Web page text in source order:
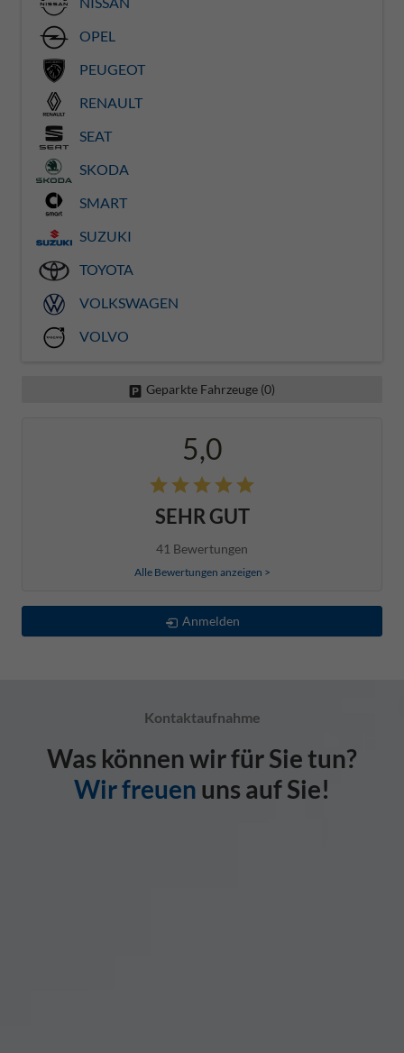
OPEL
PEUGEOT
RENAULT
SEAT
SKODA
SMART
SUZUKI
TOYOTA
VOLKSWAGEN
VOLVO
Geparkte Fahrzeuge (0)
5,0
SEHR GUT
41 Bewertungen
Alle Bewertungen anzeigen >
Anmelden
Kontaktaufnahme
Was können wir für Sie tun?
Wir freuen uns auf Sie!